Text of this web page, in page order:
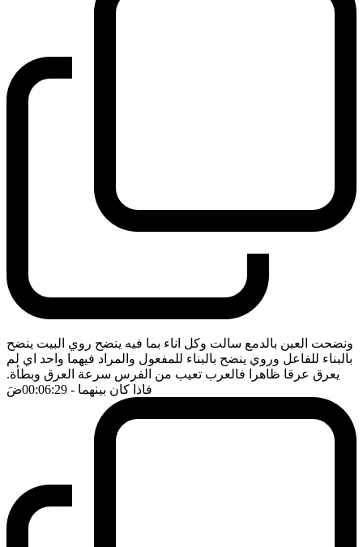
ونضحت العين بالدمع سالت وكل اناء بما فيه ينضح روي البيت ينضح
بالبناء للفاعل وروي ينضح بالبناء للمفعول والمراد فيهما واحد اي لم
يعرق عرقا ظاهرا فالعرب تعيب من الفرس سرعة العرق وبطأة.
فاذا كان بينهما - 00:06:29 ضَ